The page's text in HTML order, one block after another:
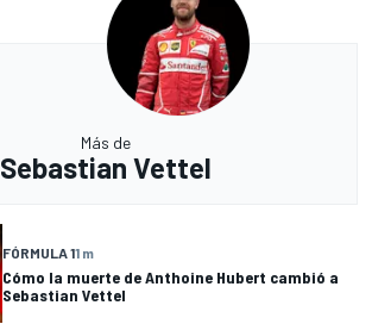
Más de
Sebastian Vettel
FÓRMULA 11 m
Cómo la muerte de Anthoine Hubert cambió a
Sebastian Vettel